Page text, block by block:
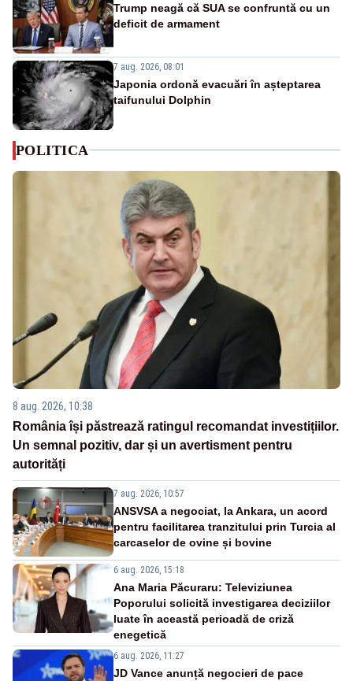
Trump neagă că SUA se confruntă cu un
deficit de armament
7 aug. 2026, 08:01
Japonia ordonă evacuări în așteptarea
taifunului Dolphin
POLITICA
8 aug. 2026, 10:38
România își păstrează ratingul recomandat investițiilor.
Un semnal pozitiv, dar și un avertisment pentru
autorități
7 aug. 2026, 10:57
ANSVSA a negociat, la Ankara, un acord
pentru facilitarea tranzitului prin Turcia al
carcaselor de ovine și bovine
6 aug. 2026, 15:18
Ana Maria Păcuraru: Televiziunea
Poporului solicită investigarea deciziilor
luate în această perioadă de criză
enegetică
6 aug. 2026, 11:27
JD Vance anunță negocieri de pace